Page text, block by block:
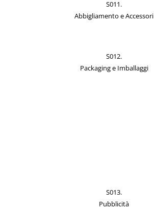
S011.
Abbigliamento e Accessori
S012.
Packaging e Imballaggi
S013.
Pubblicità